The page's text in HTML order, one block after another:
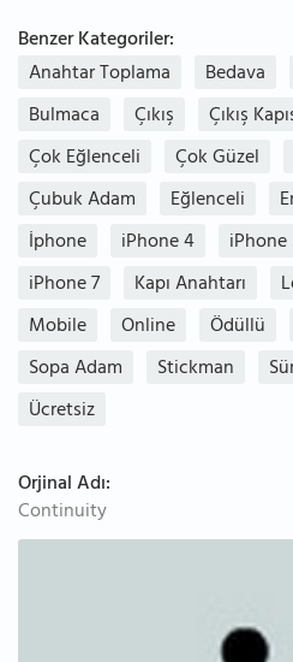
Benzer Kategoriler:
Anahtar Toplama
Bedava
Bulmaca
Çıkış Çıkış
Çok Eğlenceli
Çok Güzel
Çubuk Adam
Eğlenceli
İphone
iPhone 4 iPhone
iPhone 7
Kapı Anahtarı
Mobile
Online Ödüllü
Sopa Adam
Stickman
Ücretsiz
Orjinal Adı:
Continuity